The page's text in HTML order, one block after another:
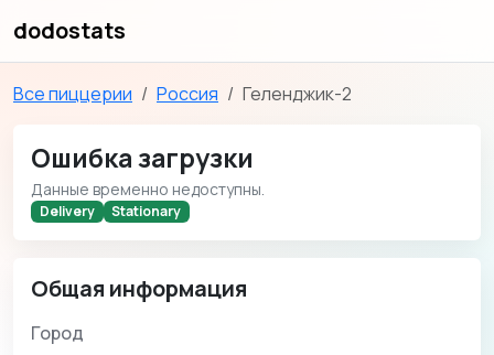
dodostats
Все пиццерии Россия Геленджик-2
Ошибка загрузки
Данные временно недоступны.
Delivery Stationary
Общая информация
Город